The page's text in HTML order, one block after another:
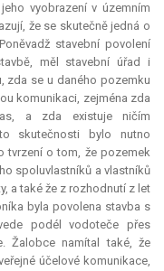
vyobrazení v územním
že se skutečně jedná o
stavební povolení
měl stavební úřad i
zda se u daného pozemku
komunikaci, zejména zda
a zda existuje ničím
skutečnosti bylo nutno
tvrzení o tom, že pozemek
spoluvlastníků a vlastníků
a také že z rozhodnutí z let
byla povolena stavba s
podél vodoteče přes
Žalobce namítal také, že
účelové komunikace,